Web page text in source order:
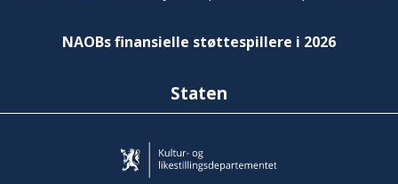
NAOBs finansielle støttespillere i 2026
Staten